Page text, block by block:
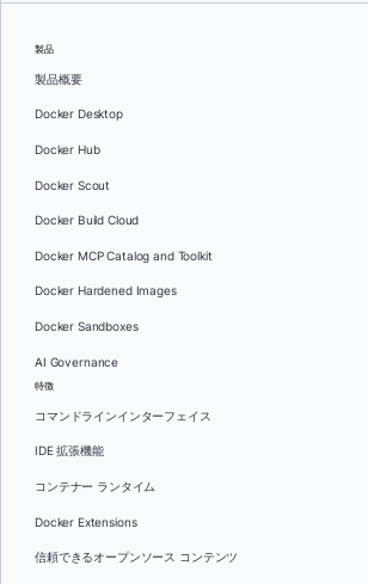
製品
製品概要
Docker Desktop
Docker Hub
Docker Scout
Docker Build Cloud
Docker MCP Catalog and Toolkit
Docker Hardened Images
Docker Sandboxes
AI Governance
特徴
コマンドラインインターフェイス
IDE 拡張機能
コンテナー ランタイム
Docker Extensions
信頼できるオープンソース コンテンツ